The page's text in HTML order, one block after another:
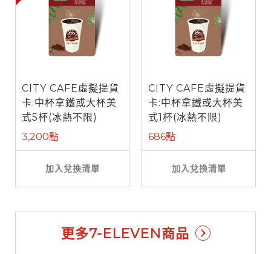
CITY CAFE虛擬提貨
卡:中杯拿鐵或大杯美
式5杯(冰熱不限)
3,200點
加入兌換清單
CITY CAFE虛擬提貨
卡:中杯拿鐵或大杯美
式1杯(冰熱不限)
686點
加入兌換清單
更多7-ELEVEN商品